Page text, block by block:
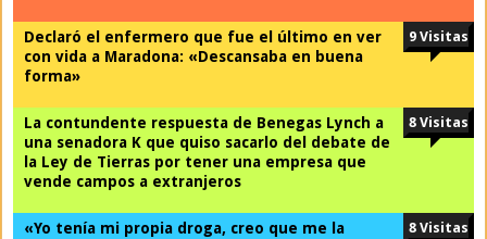
Declaró el enfermero que fue el último en ver
con vida a Maradona: «Descansaba en buena
forma»
9 Visitas
La contundente respuesta de Benegas Lynch a
una senadora K que quiso sacarlo del debate de
la Ley de Tierras por tener una empresa que
vende campos a extranjeros
8 Visitas
«Yo tenía mi propia droga, creo que me la
8 Visitas